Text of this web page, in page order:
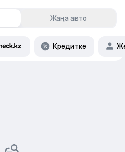
Жаңа авто
Кредитке